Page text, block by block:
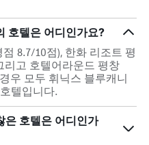
호텔은 어디인가요?
8.7/10점), 한화 리조트 평
리고 호텔어라운드 평창
우 모두 휘닉스 블루캐니
텔입니다.
은 호텔은 어디인가